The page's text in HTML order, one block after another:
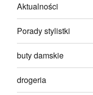
Aktualności
Porady stylistki
buty damskie
drogeria